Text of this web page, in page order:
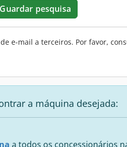
Guardar pesquisa
e-mail a terceiros. Por favor,
a máquina desejada:
a todos os concessionários